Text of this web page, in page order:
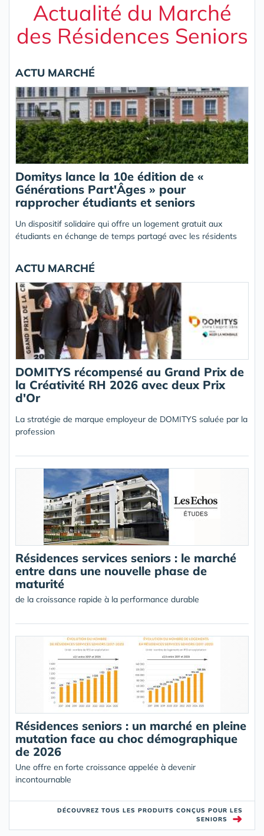
Actualité du Marché
des Résidences Seniors
ACTU MARCHÉ
Domitys lance la 10e édition de «
Générations Part'Âges » pour
rapprocher étudiants et seniors
Un dispositif solidaire qui offre un logement gratuit aux
étudiants en échange de temps partagé avec les résidents
ACTU MARCHÉ
DOMITYS récompensé au Grand Prix de
la Créativité RH 2026 avec deux Prix
d'Or
La stratégie de marque employeur de DOMITYS saluée par la
profession
Résidences services seniors : le marché
entre dans une nouvelle phase de
maturité
de la croissance rapide à la performance durable
Résidences seniors : un marché en pleine
mutation face au choc démographique
de 2026
Une offre en forte croissance appelée à devenir
incontournable
DÉCOUVREZ TOUS LES PRODUITS CONÇUS POUR LES
SENIORS
➜